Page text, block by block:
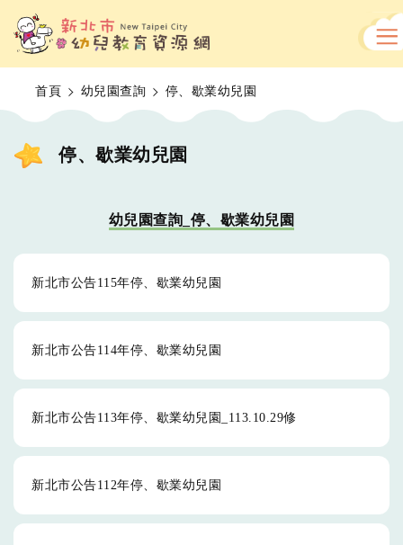
到
主
要
首頁 幼兒園查詢 停、歇業幼兒園
停、歇業幼兒園
幼兒園查詢_停、歇業幼兒園
新北市公告115年停、歇業幼兒園
新北市公告114年停、歇業幼兒園
新北市公告113年停、歇業幼兒園_113.10.29修
新北市公告112年停、歇業幼兒園